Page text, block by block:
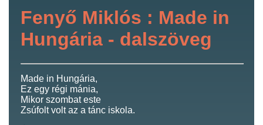
Fenyő Miklós : Made in
Hungária - dalszöveg
Made in Hungária,
Ez egy régi mánia,
Mikor szombat este
Zsúfolt volt az a tánc iskola.